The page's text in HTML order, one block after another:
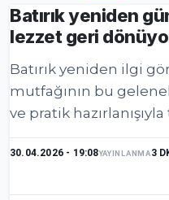
Batırık yeniden
lezzet geri
Batırık yeniden ilgi
mutfağının bu
ve pratik
30.04.2026 - 19:08YAYINLANMA3